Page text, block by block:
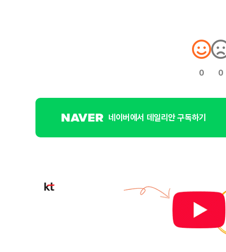
0 0
네이버에서 데일리안 구독하기